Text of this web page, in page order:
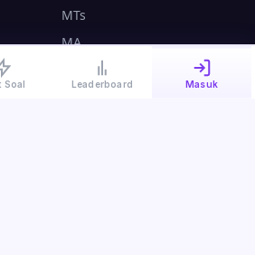
MTs
MA
Soal Leaderboard Masuk